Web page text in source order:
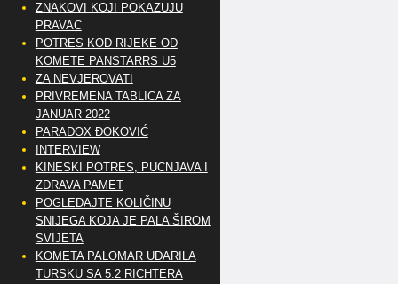
ZNAKOVI KOJI POKAZUJU
PRAVAC
POTRES KOD RIJEKE OD
KOMETE PANSTARRS U5
ZA NEVJEROVATI
PRIVREMENA TABLICA ZA
JANUAR 2022
PARADOX ĐOKOVIĆ
INTERVIEW
KINESKI POTRES, PUCNJAVA I
ZDRAVA PAMET
POGLEDAJTE KOLIČINU
SNIJEGA KOJA JE PALA ŠIROM
SVIJETA
KOMETA PALOMAR UDARILA
TURSKU SA 5.2 RICHTERA